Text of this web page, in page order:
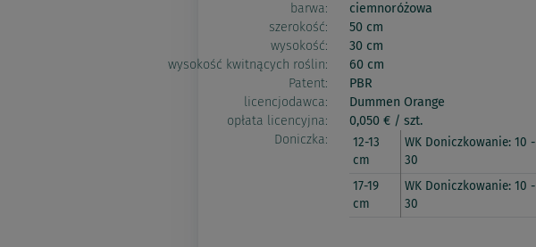
barwa:
ciemnoróżowa
szerokość:
50 cm
wysokość:
30 cm
wysokość kwitnących roślin:
60 cm
Patent:
PBR
licencjodawca:
Dummen Orange
opłata licencyjna:
0,050 € / szt.
Doniczka:
12-13
cm
WK Doniczkowanie: 10 -
30
17-19
cm
WK Doniczkowanie: 10 -
30